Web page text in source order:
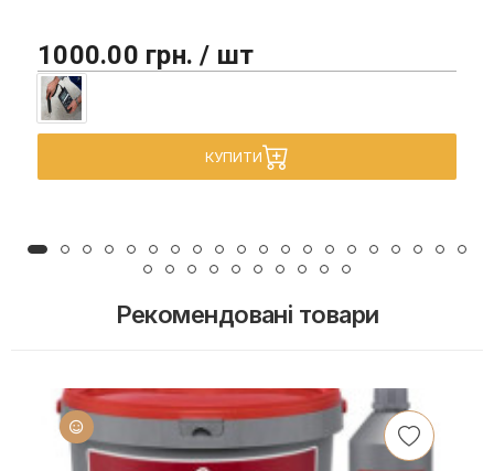
1000.00 грн. / шт
КУПИТИ
Рекомендовані товари